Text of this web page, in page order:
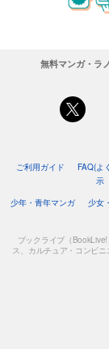
無料マンガ・ラ
ご利用ガイド FAQ(よ
示
少年・青年マンガ
少女
ブックライブ（
ス、カルチュア・コンビ